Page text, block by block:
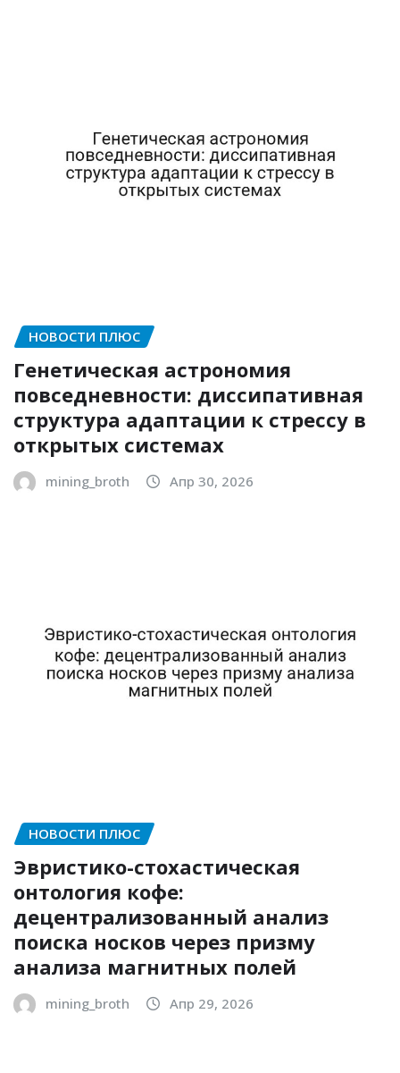
НОВОСТИ ПЛЮС
Генетическая астрономия
повседневности: диссипативная
структура адаптации к стрессу в
открытых системах
mining_broth Апр 30, 2026
НОВОСТИ ПЛЮС
Эвристико-стохастическая
онтология кофе:
децентрализованный анализ
поиска носков через призму
анализа магнитных полей
mining_broth Апр 29, 2026